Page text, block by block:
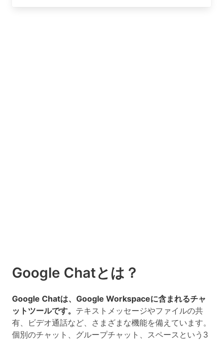
Google Chatとは？
Google Chatは、Google Workspaceに含まれるチャ
ットツールです。 テキストメッセージやファイルの共
有、ビデオ通話など、さまざまな機能を備えています。
個別のチャット、グループチャット、スペースという3